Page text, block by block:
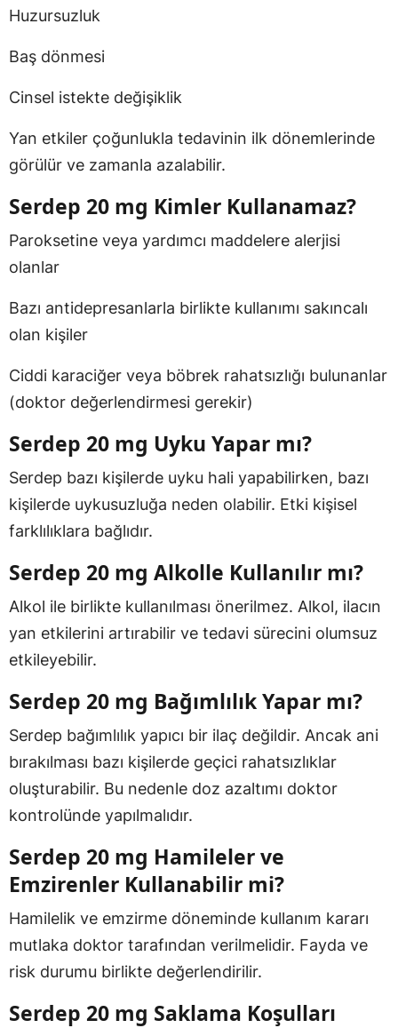
Huzursuzluk
Baş dönmesi
Cinsel istekte değişiklik
Yan etkiler çoğunlukla tedavinin ilk dönemlerinde
görülür ve zamanla azalabilir.
Serdep 20 mg Kimler Kullanamaz?
Paroksetine veya yardımcı maddelere alerjisi
olanlar
Bazı antidepresanlarla birlikte kullanımı sakıncalı
olan kişiler
Ciddi karaciğer veya böbrek rahatsızlığı bulunanlar
(doktor değerlendirmesi gerekir)
Serdep 20 mg Uyku Yapar mı?
Serdep bazı kişilerde uyku hali yapabilirken, bazı
kişilerde uykusuzluğa neden olabilir. Etki kişisel
farklılıklara bağlıdır.
Serdep 20 mg Alkolle Kullanılır mı?
Alkol ile birlikte kullanılması önerilmez. Alkol, ilacın
yan etkilerini artırabilir ve tedavi sürecini olumsuz
etkileyebilir.
Serdep 20 mg Bağımlılık Yapar mı?
Serdep bağımlılık yapıcı bir ilaç değildir. Ancak ani
bırakılması bazı kişilerde geçici rahatsızlıklar
oluşturabilir. Bu nedenle doz azaltımı doktor
kontrolünde yapılmalıdır.
Serdep 20 mg Hamileler ve
Emzirenler Kullanabilir mi?
Hamilelik ve emzirme döneminde kullanım kararı
mutlaka doktor tarafından verilmelidir. Fayda ve
risk durumu birlikte değerlendirilir.
Serdep 20 mg Saklama Koşulları